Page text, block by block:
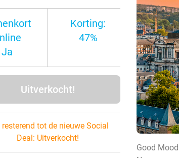
Ja
Korting:
47%
Uitverkocht!
tot de nieuwe Social
Deal: Uitverkocht!
Good